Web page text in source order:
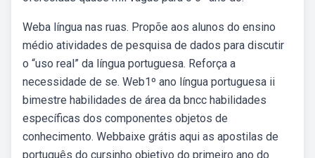
Weba língua nas ruas. Propõe aos alunos do ensino
médio atividades de pesquisa de dados para discutir
o “uso real” da língua portuguesa. Reforça a
necessidade de se. Web1º ano língua portuguesa ii
bimestre habilidades de área da bncc habilidades
específicas dos componentes objetos de
conhecimento. Webbaixe grátis aqui as apostilas de
português do cursinho objetivo do primeiro ano do